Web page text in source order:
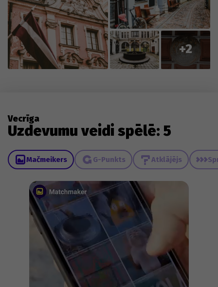
+2
Vecrīga
Uzdevumu veidi spēlē: 5
Mačmeikers G-Punkts Atklājējs